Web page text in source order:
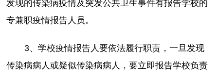
发现的传染病疫情及突发公共卫生事件有报告学校的
专兼职疫情报告人员。
3、学校疫情报告人要依法履行职责，一旦发现
传染病病人或疑似传染病病人，要立即报告学校负责